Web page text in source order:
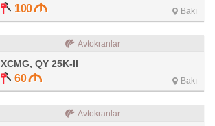
100 Bakı
Avtokranlar
XCMG, QY 25K-II
60 Bakı
Avtokranlar